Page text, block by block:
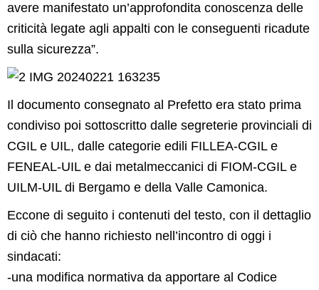
avere manifestato un’approfondita conoscenza delle
criticità legate agli appalti con le conseguenti ricadute
sulla sicurezza”.
Il documento consegnato al Prefetto era stato prima
condiviso poi sottoscritto dalle segreterie provinciali di
CGIL e UIL, dalle categorie edili FILLEA-CGIL e
FENEAL-UIL e dai metalmeccanici di FIOM-CGIL e
UILM-UIL di Bergamo e della Valle Camonica.
Eccone di seguito i contenuti del testo, con il dettaglio
di ciò che hanno richiesto nell’incontro di oggi i
sindacati:
-una modifica normativa da apportare al Codice